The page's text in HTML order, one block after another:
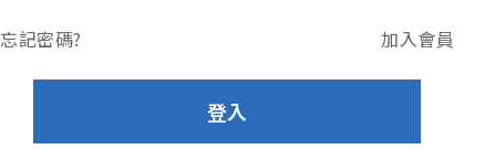
忘記密碼? 加入會員